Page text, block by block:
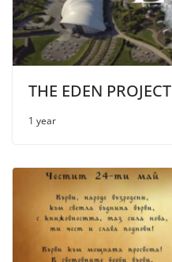
THE EDEN PROJECT
1 year